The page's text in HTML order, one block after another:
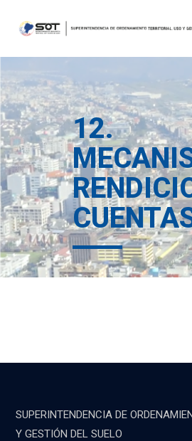
12.
SUPERINTENDENCIA DE
Y GESTIÓN DEL SUELO